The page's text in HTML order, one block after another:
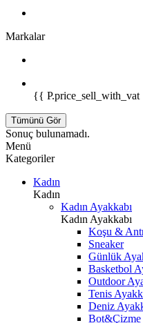
Markalar
{{
Tümünü Gör
Sonuç bulunamadı.
Menü
Kategoriler
Kadın
Kadın
Kadın Ayakkabı
Kadın Ayakkabı
Koşu &
Sneaker
Günlük
Basketbol
Outdoor
Tenis
Deniz
Bot&Çizme